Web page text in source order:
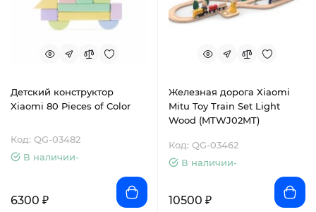
Детский конструктор
Xiaomi 80 Pieces of Color
Код: QG-03482
В наличии-
6300 ₽
Железная дорога Xiaomi
Mitu Toy Train Set Light
Wood (MTWJ02MT)
Код: QG-03462
В наличии-
10500 ₽